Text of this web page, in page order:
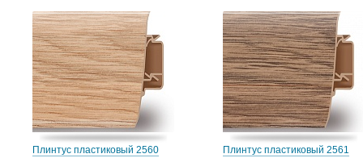
Плинтус пластиковый 2560
Плинтус пластиковый 2561